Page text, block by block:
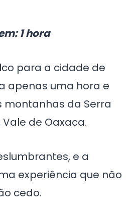
: 1 hora
para a cidade de
apenas uma hora e
montanhas da Serra
de Oaxaca.
e a
experiência que não
cedo.